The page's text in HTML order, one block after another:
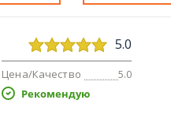
5.0
Цена/Качество 5.0
Рекомендую